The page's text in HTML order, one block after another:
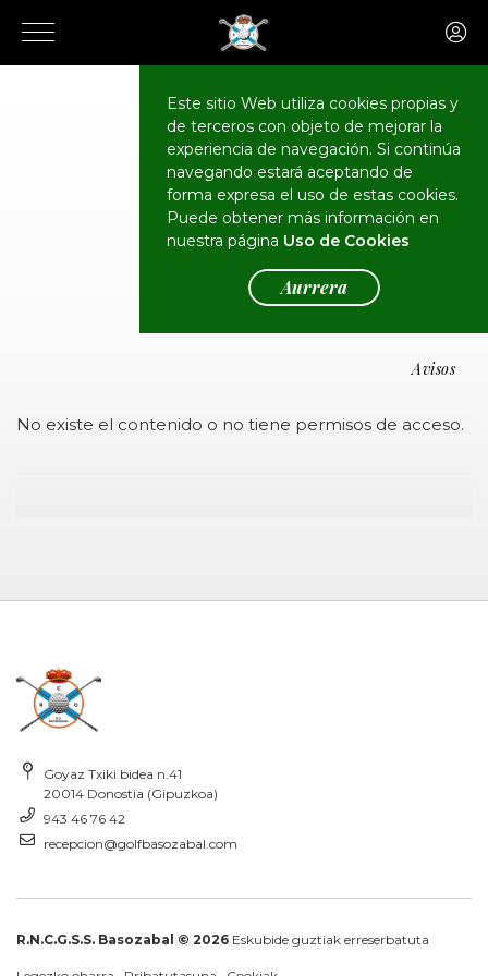
Este sitio Web utiliza cookies propias y
de terceros con objeto de mejorar la
experiencia de navegación. Si continúa
navegando estará aceptando de
forma expresa el uso de estas cookies.
Puede obtener más información en
nuestra página Uso de Cookies
Aurrera
Oharrak
Avisos
No existe el contenido o no tiene permisos de acceso.
Goyaz Txiki bidea n.41
20014 Donostia (Gipuzkoa)
943 46 76 42
recepcion@golfbasozabal.com
R.N.C.G.S.S. Basozabal © 2026 Eskubide guztiak erreserbatuta